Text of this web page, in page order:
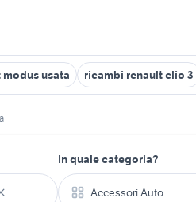
usata ricambi renault clio 3
In quale categoria?
Accessori Auto